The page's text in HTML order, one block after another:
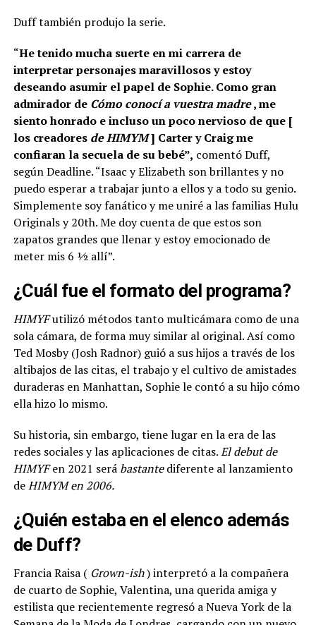
Duff también produjo la serie.
“He tenido mucha suerte en mi carrera de
interpretar personajes maravillosos y estoy
deseando asumir el papel de Sophie. Como gran
admirador de Cómo conocí a vuestra madre, me
siento honrado e incluso un poco nervioso de que [
los creadores de HIMYM] Carter y Craig me
confiaran la secuela de su bebé”, comentó Duff,
según Deadline. “Isaac y Elizabeth son brillantes y no
puedo esperar a trabajar junto a ellos y a todo su genio.
Simplemente soy fanático y me uniré a las familias Hulu
Originals y 20th. Me doy cuenta de que estos son
zapatos grandes que llenar y estoy emocionado de
meter mis 6 ½ allí”.
¿Cuál fue el formato del programa?
HIMYFutilizó métodos tanto multicámara como de una
sola cámara, de forma muy similar al original. Así como
Ted Mosby (Josh Radnor) guió a sus hijos a través de los
altibajos de las citas, el trabajo y el cultivo de amistades
duraderas en Manhattan, Sophie le contó a su hijo cómo
ella hizo lo mismo.
Su historia, sin embargo, tiene lugar en la era de las
redes sociales y las aplicaciones de citas.El debut de
HIMYFen 2021 será bastantediferente al lanzamiento
deHIMYM en 2006.
¿Quién estaba en el elenco además
de Duff?
Francia Raisa ( Grown-ish) interpretó a la compañera
de cuarto de Sophie, Valentina, una querida amiga y
estilista que recientemente regresó a Nueva York de la